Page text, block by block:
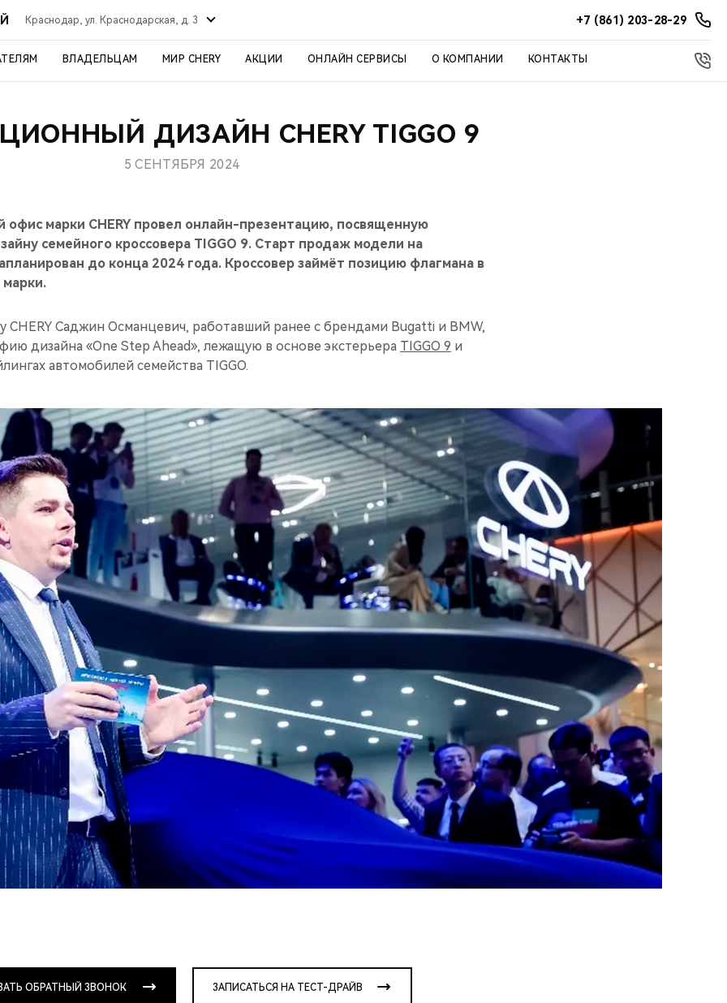
Краснодар, ул. Краснодарская, д. 3 +7 (861) 203-28-29
ВЛАДЕЛЬЦАМ МИР CHERY АКЦИИ ОНЛАЙН СЕРВИСЫ О КОМПАНИИ КОНТАКТЫ
ДИЗАЙН CHERY TIGGO 9
5 СЕНТЯБРЯ 2024
офис марки CHERY провел онлайн-презентацию, посвященную
семейного кроссовера TIGGO 9. Старт продаж модели на
до конца 2024 года. Кроссовер займёт позицию флагмана в
CHERY Саджин Османцевич, работавший ранее с брендами Bugatti и BMW,
дизайна «One Step Ahead», лежащую в основе экстерьера TIGGO 9 и
автомобилей семейства TIGGO.
ОБРАТНЫЙ ЗВОНОК ЗАПИСАТЬСЯ НА ТЕСТ-ДРАЙВ